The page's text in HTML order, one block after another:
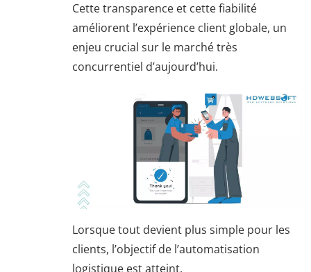
Cette transparence et cette fiabilité
améliorent l’expérience client globale, un
enjeu crucial sur le marché très
concurrentiel d’aujourd’hui.
Lorsque tout devient plus simple pour les
clients, l’objectif de l’automatisation
logistique est atteint.